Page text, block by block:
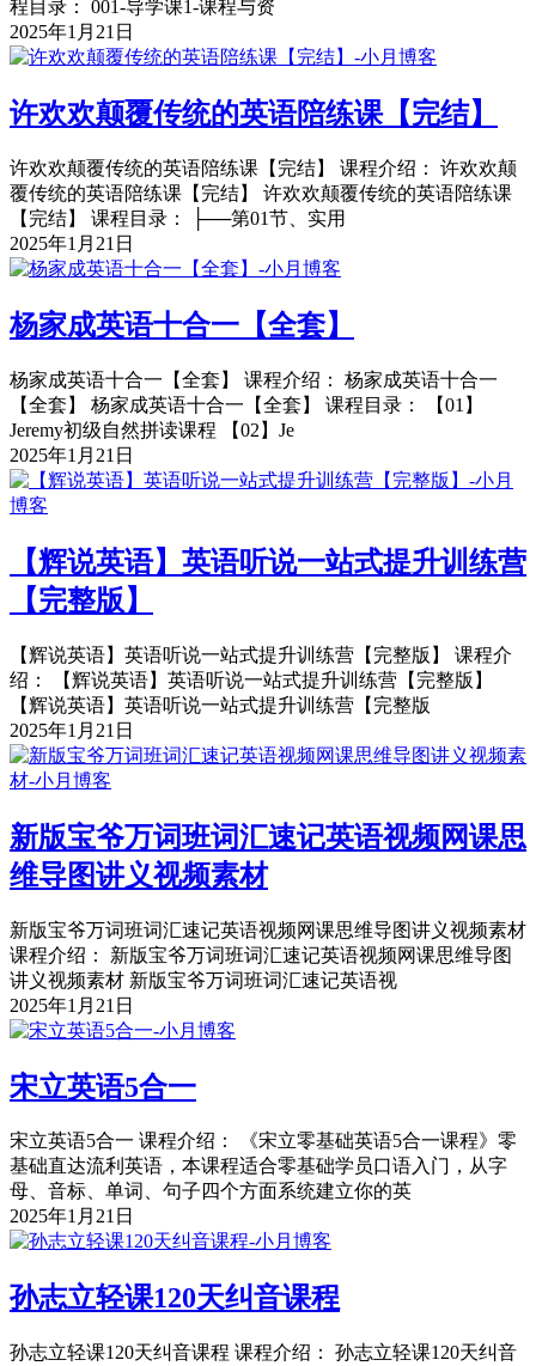
程目录： 001-导学课1-课程与资
2025年1月21日
许欢欢颠覆传统的英语陪练课【完结】
许欢欢颠覆传统的英语陪练课【完结】 课程介绍： 许欢欢颠
覆传统的英语陪练课【完结】 许欢欢颠覆传统的英语陪练课
【完结】 课程目录： ├──第01节、实用
2025年1月21日
杨家成英语十合一【全套】
杨家成英语十合一【全套】 课程介绍： 杨家成英语十合一
【全套】 杨家成英语十合一【全套】 课程目录： 【01】
Jeremy初级自然拼读课程 【02】Je
2025年1月21日
【辉说英语】英语听说一站式提升训练营
【完整版】
【辉说英语】英语听说一站式提升训练营【完整版】 课程介
绍： 【辉说英语】英语听说一站式提升训练营【完整版】
【辉说英语】英语听说一站式提升训练营【完整版
2025年1月21日
新版宝爷万词班词汇速记英语视频网课思
维导图讲义视频素材
新版宝爷万词班词汇速记英语视频网课思维导图讲义视频素材
课程介绍： 新版宝爷万词班词汇速记英语视频网课思维导图
讲义视频素材 新版宝爷万词班词汇速记英语视
2025年1月21日
宋立英语5合一
宋立英语5合一 课程介绍： 《宋立零基础英语5合一课程》零
基础直达流利英语，本课程适合零基础学员口语入门，从字
母、音标、单词、句子四个方面系统建立你的英
2025年1月21日
孙志立轻课120天纠音课程
孙志立轻课120天纠音课程 课程介绍： 孙志立轻课120天纠音